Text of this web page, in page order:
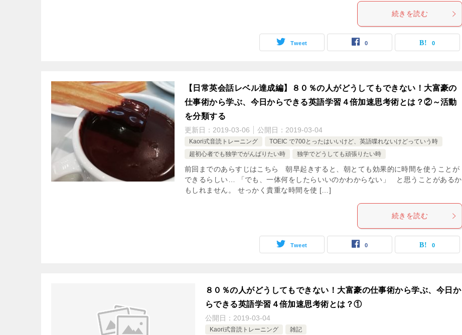
続きを読む
Tweet 0 0
【日常英会話レベル達成編】８０％の人がどうしてもできない！大富豪の
仕事術から学ぶ、今日からできる英語学習４倍加速思考術とは？②～活動
を分類する
更新日： 2019-03-06 公開日： 2019-03-04
Kaori式音読トレーニング
TOEIC で700とったはいいけど、英語喋れないけどっていう時
超初心者でも独学でがんばりたい時
独学でどうしても頑張りたい時
前回までのあらすじはこちら 朝早起きすると、朝とても効果的に時間を使うことが
できるらしい… 「でも、一体何をしたらいいのかわからない」 と思うことがあるか
もしれません。 せっかく貴重な時間を使 […]
続きを読む
Tweet 0 0
８０％の人がどうしてもできない！大富豪の仕事術から学ぶ、今日か
らできる英語学習４倍加速思考術とは？①
公開日： 2019-03-04
Kaori式音読トレーニング
雑記